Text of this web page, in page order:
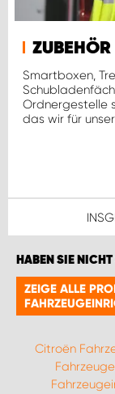
ZUBEHÖR
Smartboxen,
Ordnergestelle
das wir für
HABEN SIE
ZEIGE ALLE
Citroën